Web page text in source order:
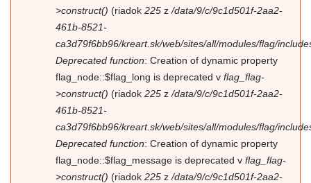
>construct() (riadok 225 z /data/9/c/9c1d501f-2aa2-
461b-8521-
ca3d79f6bb96/kreart.sk/web/sites/all/modules/flag/
Deprecated function: Creation of dynamic property
flag_node::$flag_long is deprecated v flag_flag-
>construct() (riadok 225 z /data/9/c/9c1d501f-2aa2-
461b-8521-
ca3d79f6bb96/kreart.sk/web/sites/all/modules/flag/
Deprecated function: Creation of dynamic property
flag_node::$flag_message is deprecated v flag_flag-
>construct() (riadok 225 z /data/9/c/9c1d501f-2aa2-